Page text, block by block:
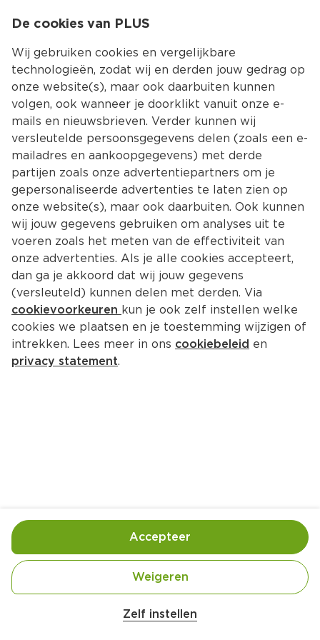
Kies jouw
Ingrediënten Bereiding
De cookies van PLUS
Wij gebruiken cookies en vergelijkbare
technologieën, zodat wij en derden jouw gedrag op
onze website(s), maar ook daarbuiten kunnen
volgen, ook wanneer je doorklikt vanuit onze e-
mails en nieuwsbrieven. Verder kunnen wij
versleutelde persoonsgegevens delen (zoals een e-
mailadres en aankoopgegevens) met derde
partijen zoals onze advertentiepartners om je
gepersonaliseerde advertenties te laten zien op
onze website(s), maar ook daarbuiten. Ook kunnen
wij jouw gegevens gebruiken om analyses uit te
voeren zoals het meten van de effectiviteit van
onze advertenties. Als je alle cookies accepteert,
dan ga je akkoord dat wij jouw gegevens
(versleuteld) kunnen delen met derden. Via
cookievoorkeuren kun je ook zelf instellen welke
cookies we plaatsen en je toestemming wijzigen of
intrekken. Lees meer in ons cookiebeleid en
privacy statement.
Zelf instellen
Weigeren
Accepteer